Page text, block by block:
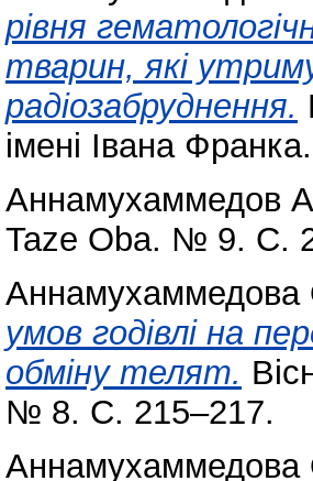
рівня
тварин, які
радіозабруднення.
імені Івана
Аннамухаммедов
Taze Oba. № 9. С.
умов годівлі на
обміну телят.
№ 8. С. 215–217.